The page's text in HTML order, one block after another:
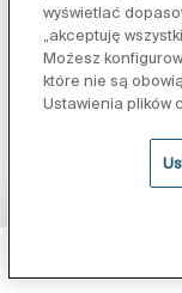
O nas
wyświetlać
„akceptuję
Możesz
które nie są
Ustawienia plików